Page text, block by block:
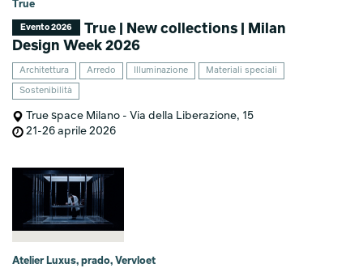
True
Evento 2026
True | New collections | Milan
Design Week 2026
Architettura Arredo Illuminazione Materiali speciali
Sostenibilità
True space Milano - Via della Liberazione, 15
21-26 aprile 2026
Atelier Luxus, prado, Vervloet